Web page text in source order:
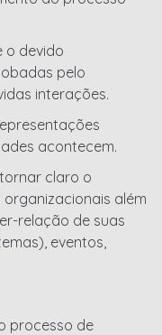
o devido
pelo
interações.
acontecem.
claro o
além
relação de suas
eventos,
processo de